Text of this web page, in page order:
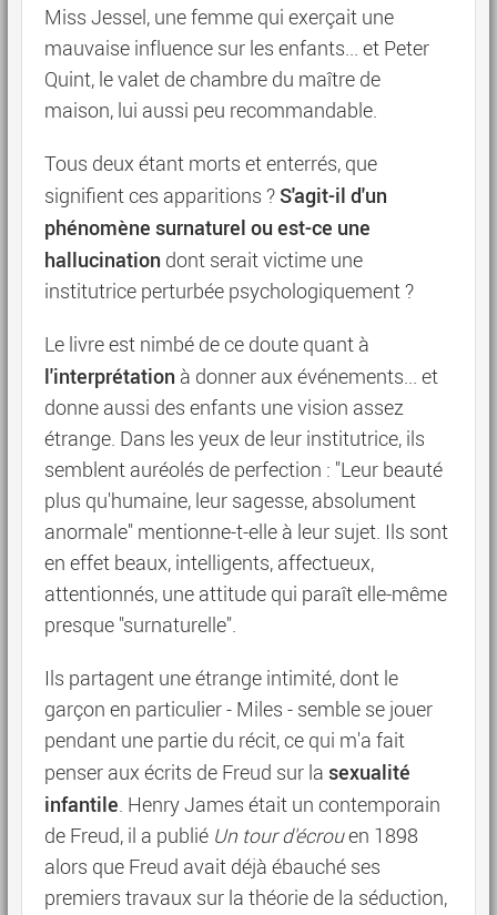
Miss Jessel, une femme qui exerçait une
mauvaise influence sur les enfants... et Peter
Quint, le valet de chambre du maître de
maison, lui aussi peu recommandable.
Tous deux étant morts et enterrés, que
signifient ces apparitions ? S'agit-il d'un
phénomène surnaturel ou est-ce une
hallucination dont serait victime une
institutrice perturbée psychologiquement ?
Le livre est nimbé de ce doute quant à
l'interprétation à donner aux événements... et
donne aussi des enfants une vision assez
étrange. Dans les yeux de leur institutrice, ils
semblent auréolés de perfection : "Leur beauté
plus qu'humaine, leur sagesse, absolument
anormale" mentionne-t-elle à leur sujet. Ils sont
en effet beaux, intelligents, affectueux,
attentionnés, une attitude qui paraît elle-même
presque "surnaturelle".
Ils partagent une étrange intimité, dont le
garçon en particulier - Miles - semble se jouer
pendant une partie du récit, ce qui m'a fait
penser aux écrits de Freud sur la sexualité
infantile. Henry James était un contemporain
de Freud, il a publié Un tour d'écrouen 1898
alors que Freud avait déjà ébauché ses
premiers travaux sur la théorie de la séduction,